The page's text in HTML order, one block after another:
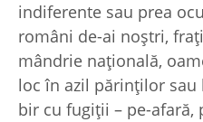
indiferente sau prea
români de-ai noştri,
mândrie naţională,
loc în azil părinţilor
bir cu fugiţii – pe-afară,